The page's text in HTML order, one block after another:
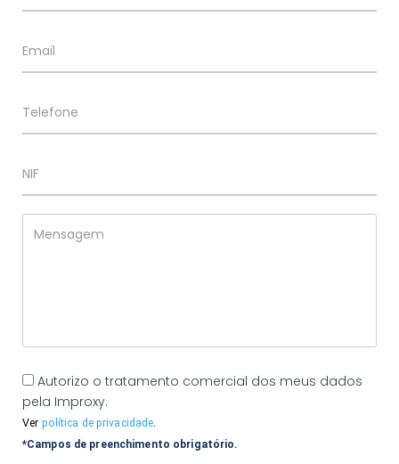
Autorizo o tratamento comercial dos meus dados
pela Improxy.
Ver política de privacidade.
*Campos de preenchimento obrigatório.